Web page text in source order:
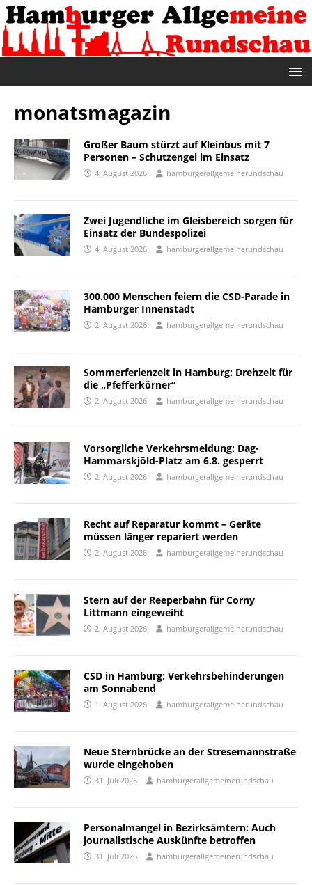
monatsmagazin
Großer Baum stürzt auf Kleinbus mit 7
Personen – Schutzengel im Einsatz
4. August 2026 hamburgerallgemeinerundschau
Zwei Jugendliche im Gleisbereich sorgen für
Einsatz der Bundespolizei
4. August 2026 hamburgerallgemeinerundschau
300.000 Menschen feiern die CSD-Parade in
Hamburger Innenstadt
2. August 2026 hamburgerallgemeinerundschau
Sommerferienzeit in Hamburg: Drehzeit für
die „Pfefferkörner“
2. August 2026 hamburgerallgemeinerundschau
Vorsorgliche Verkehrsmeldung: Dag-
Hammarskjöld-Platz am 6.8. gesperrt
2. August 2026 hamburgerallgemeinerundschau
Recht auf Reparatur kommt – Geräte
müssen länger repariert werden
2. August 2026 hamburgerallgemeinerundschau
Stern auf der Reeperbahn für Corny
Littmann eingeweiht
2. August 2026 hamburgerallgemeinerundschau
CSD in Hamburg: Verkehrsbehinderungen
am Sonnabend
1. August 2026 hamburgerallgemeinerundschau
Neue Sternbrücke an der Stresemannstraße
wurde eingehoben
31. Juli 2026 hamburgerallgemeinerundschau
Personalmangel in Bezirksämtern: Auch
journalistische Auskünfte betroffen
31. Juli 2026 hamburgerallgemeinerundschau